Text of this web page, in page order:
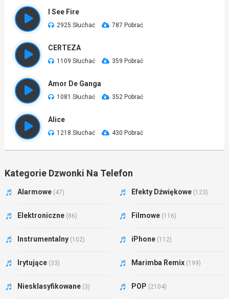
I See Fire
2925 Słuchać 787 Pobrać
CERTEZA
1109 Słuchać 359 Pobrać
Amor De Ganga
1081 Słuchać 352 Pobrać
Alice
1218 Słuchać 430 Pobrać
Kategorie Dzwonki Na Telefon
Alarmowe (47) Efekty Dźwiękowe (123)
Elektroniczne (86) Filmowe (116)
Instrumentalny (102) iPhone (112)
Irytujące (33) Marimba Remix (199)
Niesklasyfikowane (3) POP (2104)